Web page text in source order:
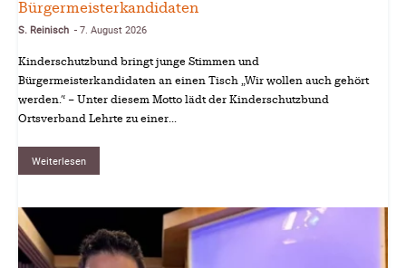
Bürgermeisterkandidaten
S. Reinisch - 7. August 2026
Kinderschutzbund bringt junge Stimmen und
Bürgermeisterkandidaten an einen Tisch „Wir wollen auch gehört
werden.“ – Unter diesem Motto lädt der Kinderschutzbund
Ortsverband Lehrte zu einer...
Weiterlesen